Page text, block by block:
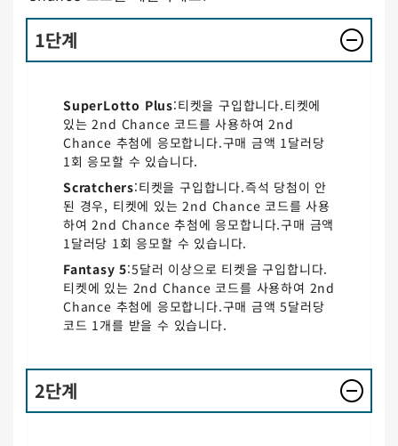
1단계
SuperLotto Plus:티켓을 구입합니다.티켓에
있는 2nd Chance 코드를 사용하여 2nd
Chance 추첨에 응모합니다.구매 금액 1달러당
1회 응모할 수 있습니다.
Scratchers:티켓을 구입합니다.즉석 당첨이 안
된 경우, 티켓에 있는 2nd Chance 코드를 사용
하여 2nd Chance 추첨에 응모합니다.구매 금액
1달러당 1회 응모할 수 있습니다.
Fantasy 5:5달러 이상으로 티켓을 구입합니다.
티켓에 있는 2nd Chance 코드를 사용하여 2nd
Chance 추첨에 응모합니다.구매 금액 5달러당
코드 1개를 받을 수 있습니다.
2단계